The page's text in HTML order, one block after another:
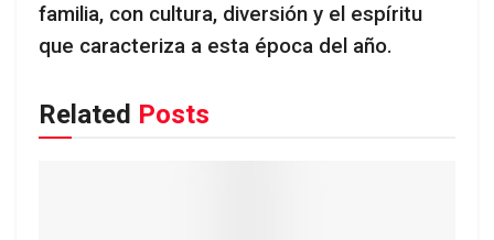
familia, con cultura, diversión y el espíritu
que caracteriza a esta época del año.
Related Posts